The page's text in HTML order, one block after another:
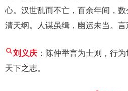
心。汉世乱而不亡，百余年间，数
清天纲。人谋虽缉，幽运未当。言
刘义庆 ：陈仲举言为士则，行
天下之志。